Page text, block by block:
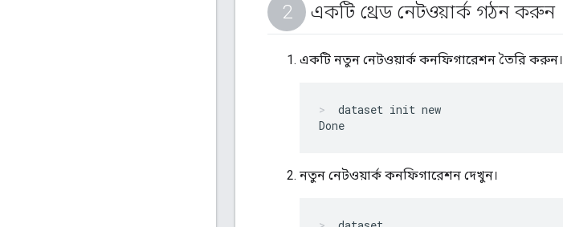
একটি থ্রেড নেটওয়ার্ক গঠন করুন
একটি নতুন নেটওয়ার্ক কনফিগারেশন তৈরি করুন।
dataset init new
নতুন নেটওয়ার্ক কনফিগারেশন দেখুন।